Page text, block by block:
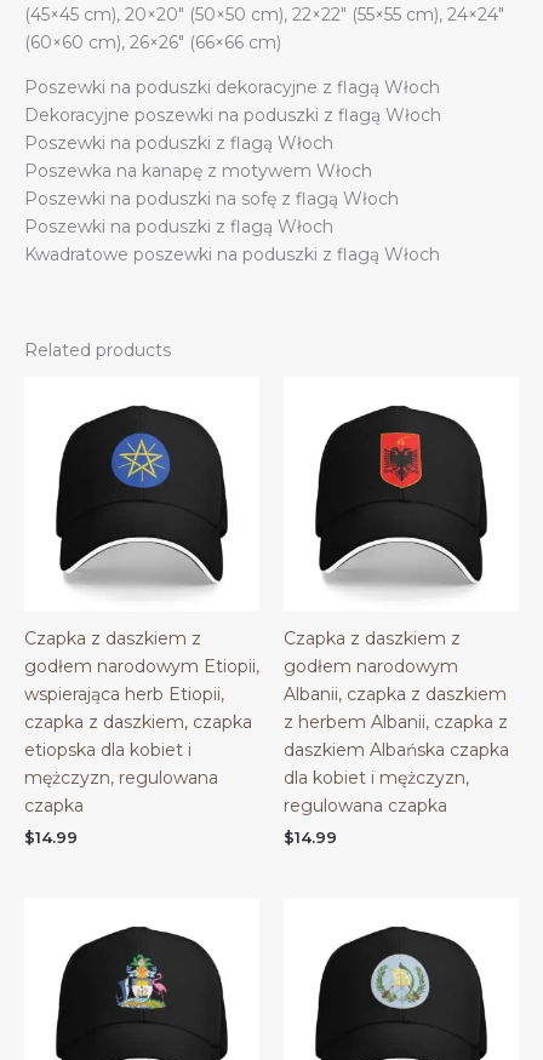
(45×45 cm), 20×20″ (50×50 cm), 22×22″ (55×55 cm), 24×24″
(60×60 cm), 26×26″ (66×66 cm)
Poszewki na poduszki dekoracyjne z flagą Włoch
Dekoracyjne poszewki na poduszki z flagą Włoch
Poszewki na poduszki z flagą Włoch
Poszewka na kanapę z motywem Włoch
Poszewki na poduszki na sofę z flagą Włoch
Poszewki na poduszki z flagą Włoch
Kwadratowe poszewki na poduszki z flagą Włoch
Related products
Czapka z daszkiem z
godłem narodowym Etiopii,
wspierająca herb Etiopii,
czapka z daszkiem, czapka
etiopska dla kobiet i
mężczyzn, regulowana
czapka
$14.99
Czapka z daszkiem z
godłem narodowym
Albanii, czapka z daszkiem
z herbem Albanii, czapka z
daszkiem Albańska czapka
dla kobiet i mężczyzn,
regulowana czapka
$14.99